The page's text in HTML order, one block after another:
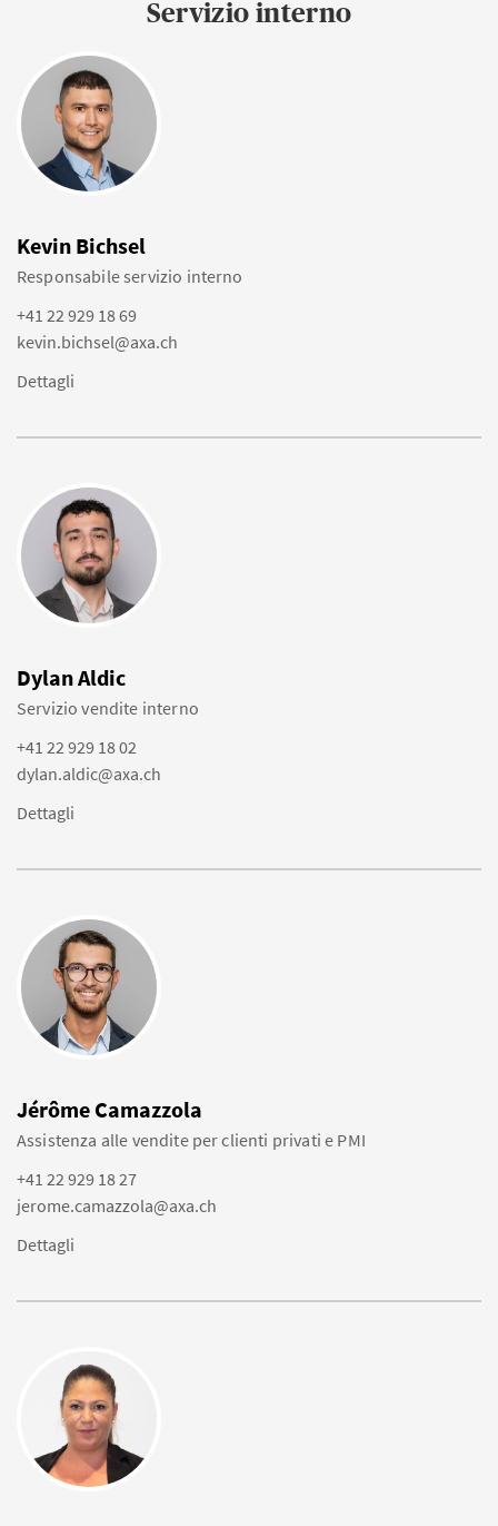
Servizio interno
Kevin Bichsel
Responsabile servizio interno
+41 22 929 18 69
kevin.bichsel@axa.ch
Dettagli
Dylan Aldic
Servizio vendite interno
+41 22 929 18 02
dylan.aldic@axa.ch
Dettagli
Jérôme Camazzola
Assistenza alle vendite per clienti privati e PMI
+41 22 929 18 27
jerome.camazzola@axa.ch
Dettagli